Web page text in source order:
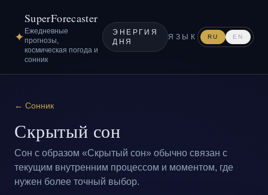
✦
SuperForecaster
Ежедневные
прогнозы,
космическая погода и
сонник
ЭНЕРГИЯ
ДНЯ
ЯЗЫК RU EN
← Сонник
Скрытый сон
Сон с образом «Скрытый сон» обычно связан с
текущим внутренним процессом и моментом, где
нужен более точный выбор.